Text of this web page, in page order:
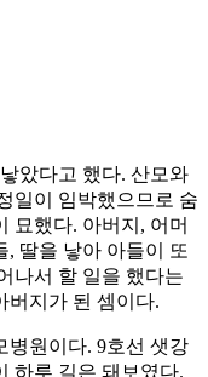
았다고 했다. 산모와
일이 임박했으므로 숨
묘했다. 아버지, 어머
, 딸을 낳아 아들이 또
나서 할 일을 했다는
버지가 된 셈이다.
병원이다. 9호선 샛강
하루 길은 돼보였다.